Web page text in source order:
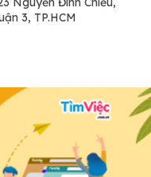
3, TP.HCM